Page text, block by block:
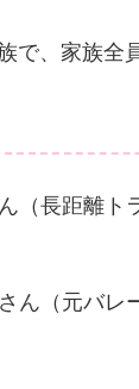
で、家族全
（長距離ト
ん（元バレ